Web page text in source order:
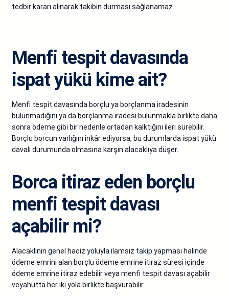
tedbir kararı alınarak takibin durması sağlanamaz.
Menfi tespit davasında
ispat yükü kime ait?
Menfi tespit davasında borçlu ya borçlanma iradesinin
bulunmadığını ya da borçlanma iradesi bulunmakla birlikte daha
sonra ödeme gibi bir nedenle ortadan kalktığını ileri sürebilir.
Borçlu borcun varlığını inkâr ediyorsa, bu durumlarda ispat yükü
davalı durumunda olmasına karşın alacaklıya düşer.
Borca itiraz eden borçlu
menfi tespit davası
açabilir mi?
Alacaklının genel haciz yoluyla ilamsız takip yapması halinde
ödeme emrini alan borçlu ödeme emrine itiraz süresi içinde
ödeme emrine itiraz edebilir veya menfi tespit davası açabilir
veyahutta her iki yola birlikte başvurabilir.